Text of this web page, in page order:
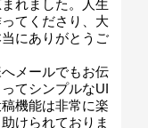
れました。人生
てくださり、大
にありがとうご
メールでもお伝
てシンプルなUI
機能は非常に楽
けられておりま